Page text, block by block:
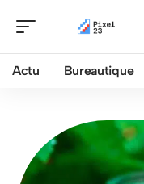
Actu Bureautique